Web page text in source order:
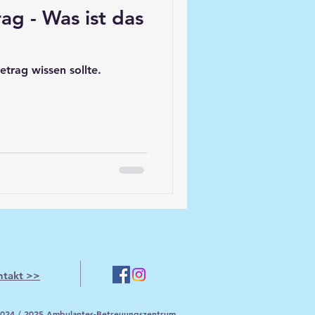
- Was ist das
wissen sollte.
>>